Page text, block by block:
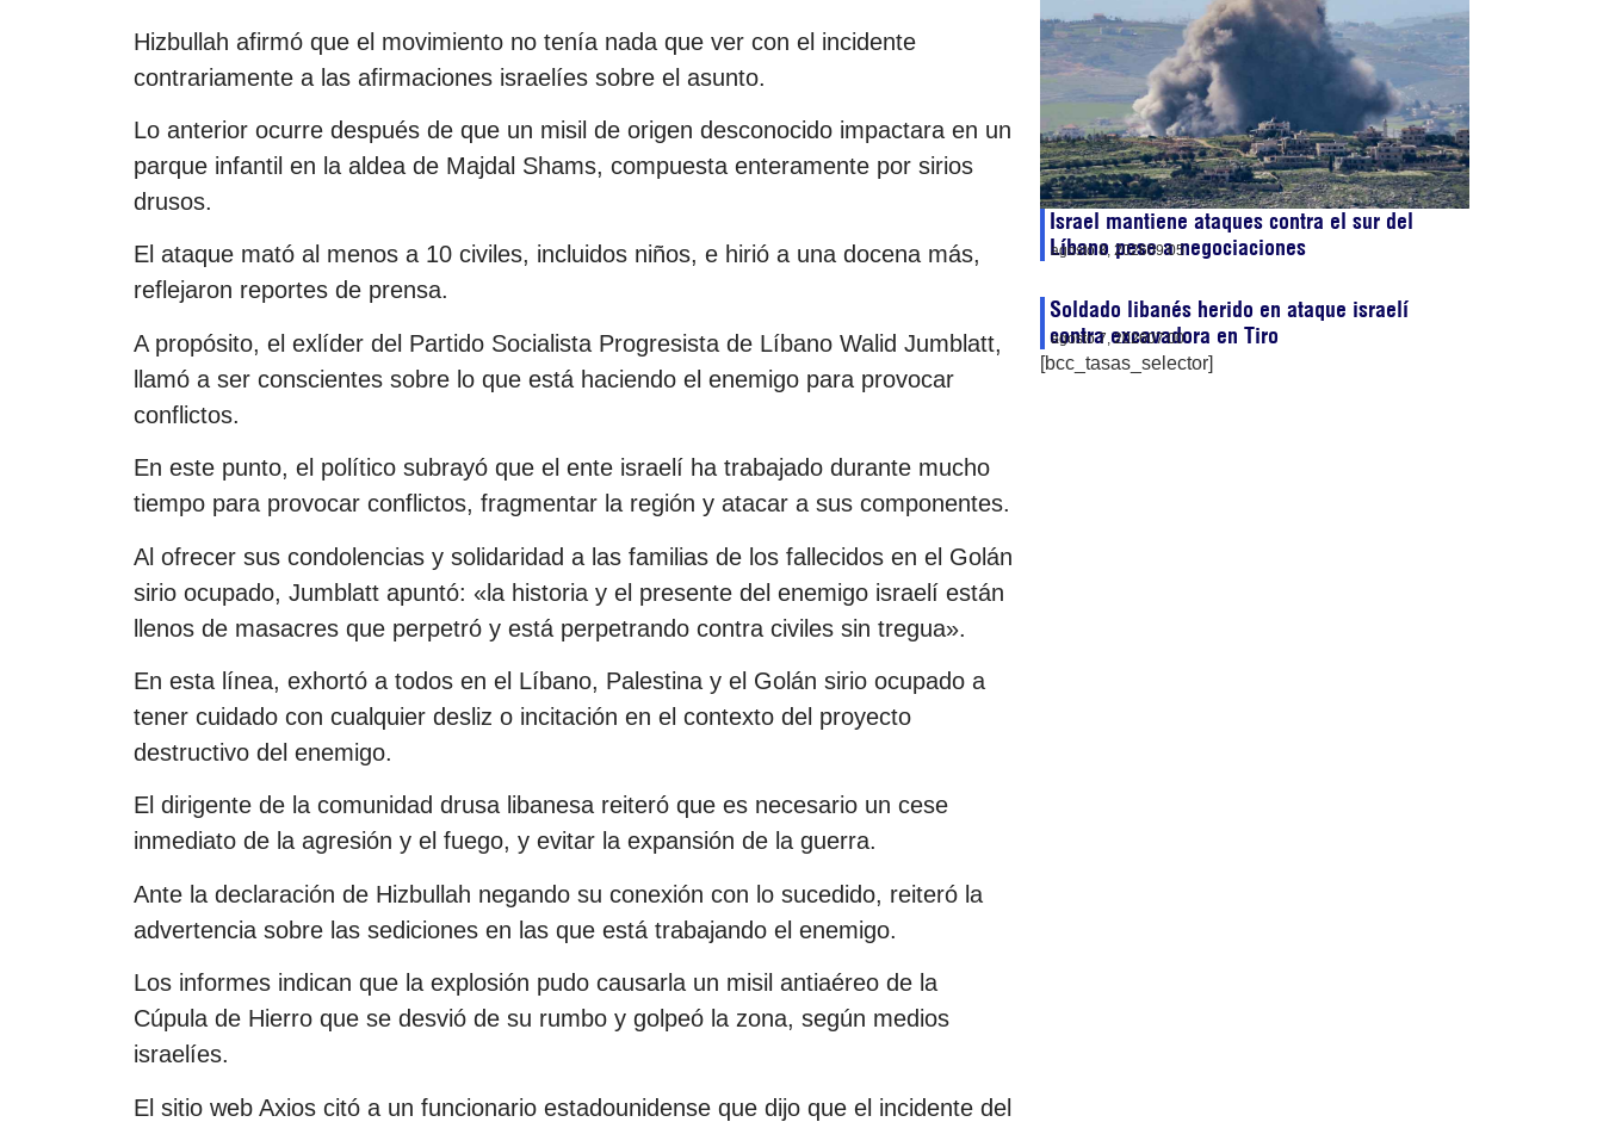
Hizbullah afirmó que el movimiento no tenía nada que ver con el incidente
contrariamente a las afirmaciones israelíes sobre el asunto.
Lo anterior ocurre después de que un misil de origen desconocido impactara en un
parque infantil en la aldea de Majdal Shams, compuesta enteramente por sirios
drusos.
El ataque mató al menos a 10 civiles, incluidos niños, e hirió a una docena más,
reflejaron reportes de prensa.
A propósito, el exlíder del Partido Socialista Progresista de Líbano Walid Jumblatt,
llamó a ser conscientes sobre lo que está haciendo el enemigo para provocar
conflictos.
En este punto, el político subrayó que el ente israelí ha trabajado durante mucho
tiempo para provocar conflictos, fragmentar la región y atacar a sus componentes.
Al ofrecer sus condolencias y solidaridad a las familias de los fallecidos en el Golán
sirio ocupado, Jumblatt apuntó: «la historia y el presente del enemigo israelí están
llenos de masacres que perpetró y está perpetrando contra civiles sin tregua».
En esta línea, exhortó a todos en el Líbano, Palestina y el Golán sirio ocupado a
tener cuidado con cualquier desliz o incitación en el contexto del proyecto
destructivo del enemigo.
El dirigente de la comunidad drusa libanesa reiteró que es necesario un cese
inmediato de la agresión y el fuego, y evitar la expansión de la guerra.
Ante la declaración de Hizbullah negando su conexión con lo sucedido, reiteró la
advertencia sobre las sediciones en las que está trabajando el enemigo.
Los informes indican que la explosión pudo causarla un misil antiaéreo de la
Cúpula de Hierro que se desvió de su rumbo y golpeó la zona, según medios
israelíes.
El sitio web Axios citó a un funcionario estadounidense que dijo que el incidente del
Israel mantiene ataques contra el sur del
Líbano pese a negociaciones
agosto 8, 202609:05
Soldado libanés herido en ataque israelí
contra excavadora en Tiro
agosto 7, 202607:00
[bcc_tasas_selector]